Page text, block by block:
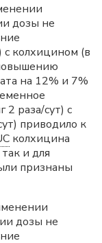
дозы не
с колхицином (в
на 12% и 7%
раза/сут) с
приводило к
колхицина
и для
признаны
дозы не